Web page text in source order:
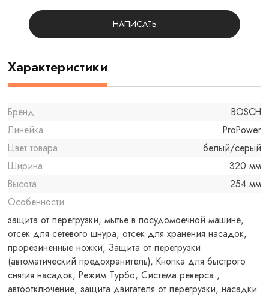
НАПИСАТЬ
Характеристики
Бренд
BOSCH
Линейка
ProPower
Цвет товара
белый/серый
Ширина
320 мм
Высота
254 мм
Особенности
защита от перегрузки, мытье в посудомоечной машине,
отсек для сетевого шнура, отсек для хранения насадок,
прорезиненные ножки, Защита от перегрузки
(автоматический предохранитель), Кнопка для быстрого
снятия насадок, Режим Турбо, Система реверса.,
автоотключение, защита двигателя от перегрузки, насадки